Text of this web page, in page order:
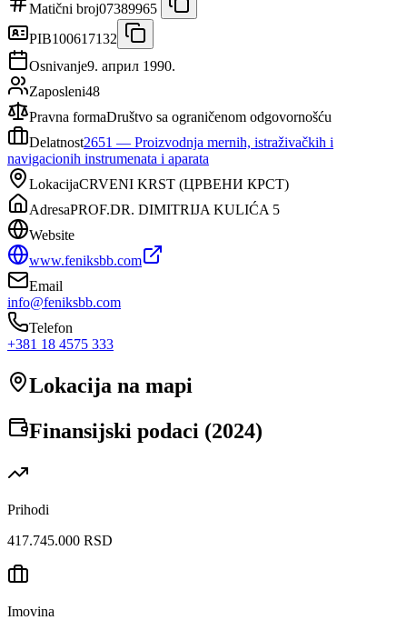
Matični broj07389965
PIB100617132
Osnivanje9. април 1990.
Zaposleni48
Pravna formaDruštvo sa ograničenom odgovornošću
Delatnost2651 — Proizvodnja mernih, istraživačkih i
navigacionih instrumenata i aparata
LokacijaCRVENI KRST (ЦРВЕНИ КРСТ)
AdresaPROF.DR. DIMITRIJA KULIĆA 5
Website
www.feniksbb.com
Email
info@feniksbb.com
Telefon
+381 18 4575 333
Lokacija na mapi
Finansijski podaci (2024)
Prihodi
417.745.000 RSD
Imovina